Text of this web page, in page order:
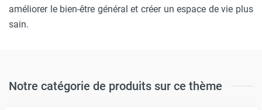
améliorer le bien-être général et créer un espace de vie plus
sain.
Notre catégorie de produits sur ce thème